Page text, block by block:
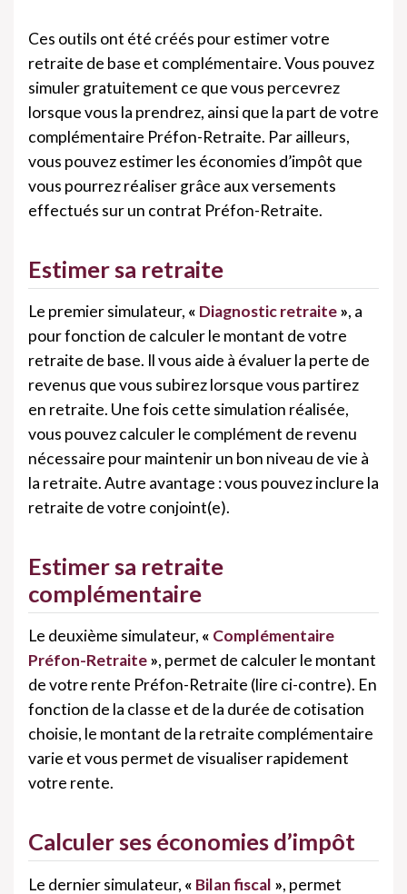
Ces outils ont été créés pour estimer votre
retraite de base et complémentaire. Vous pouvez
simuler gratuitement ce que vous percevrez
lorsque vous la prendrez, ainsi que la part de votre
complémentaire Préfon-Retraite. Par ailleurs,
vous pouvez estimer les économies d’impôt que
vous pourrez réaliser grâce aux versements
effectués sur un contrat Préfon-Retraite.
Estimer sa retraite
Le premier simulateur, « Diagnostic retraite», a
pour fonction de calculer le montant de votre
retraite de base. Il vous aide à évaluer la perte de
revenus que vous subirez lorsque vous partirez
en retraite. Une fois cette simulation réalisée,
vous pouvez calculer le complément de revenu
nécessaire pour maintenir un bon niveau de vie à
la retraite. Autre avantage : vous pouvez inclure la
retraite de votre conjoint(e).
Estimer sa retraite
complémentaire
Le deuxième simulateur, « Complémentaire
Préfon-Retraite», permet de calculer le montant
de votre rente Préfon-Retraite (lire ci-contre). En
fonction de la classe et de la durée de cotisation
choisie, le montant de la retraite complémentaire
varie et vous permet de visualiser rapidement
votre rente.
Calculer ses économies d’impôt
Le dernier simulateur, « Bilan fiscal », permet